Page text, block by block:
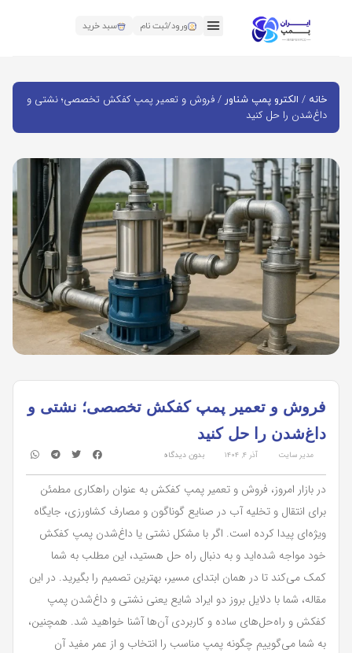
ورود/ثبت نام سبد خرید
خانه / الکترو پمپ شناور/ فروش و تعمیر پمپ کفکش تخصصی؛ نشتی و
داغ‌شدن را حل کنید
فروش و تعمیر پمپ کفکش تخصصی؛ نشتی و
داغ‌شدن را حل کنید
مدیر سایت آذر ۴, ۱۴۰۴ بدون دیدگاه
در بازار امروز، فروش و تعمیر پمپ کفکش به عنوان راهکاری مطمئن
برای انتقال و تخلیه آب در صنایع گوناگون و مصارف کشاورزی، جایگاه
ویژه‌ای پیدا کرده است. اگر با مشکل نشتی یا داغ‌شدن پمپ کفکش
خود مواجه شده‌اید و به دنبال راه حل هستید، این مطلب به شما
کمک می‌کند تا در همان ابتدای مسیر، بهترین تصمیم را بگیرید. در این
مقاله، شما با دلایل بروز دو ایراد شایع یعنی نشتی و داغ‌شدن پمپ
کفکش و راه‌حل‌های ساده و کاربردی آن‌ها آشنا خواهید شد. همچنین،
به شما می‌گوییم چگونه پمپ مناسب را انتخاب و از عمر مفید آن